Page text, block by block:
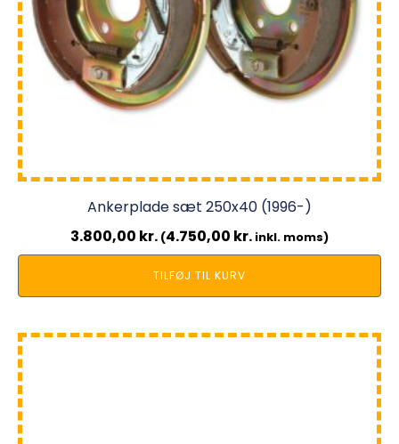
Ankerplade sæt 250x40 (1996-)
3.800,00 kr. (4.750,00 kr. inkl. moms)
TILFØJ TIL KURV